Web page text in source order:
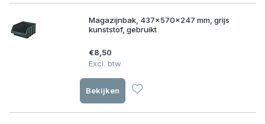
Magazijnbak, 437x570x247 mm, grijs
kunststof, gebruikt
€8,50
Excl. btw
Bekijken